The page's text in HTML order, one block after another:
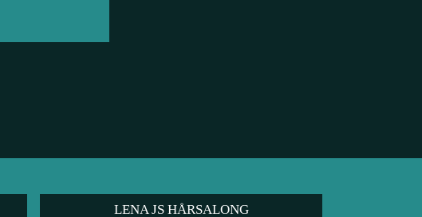
LENA JS HÅRSALONG